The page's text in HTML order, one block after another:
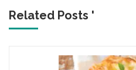
Related Posts '